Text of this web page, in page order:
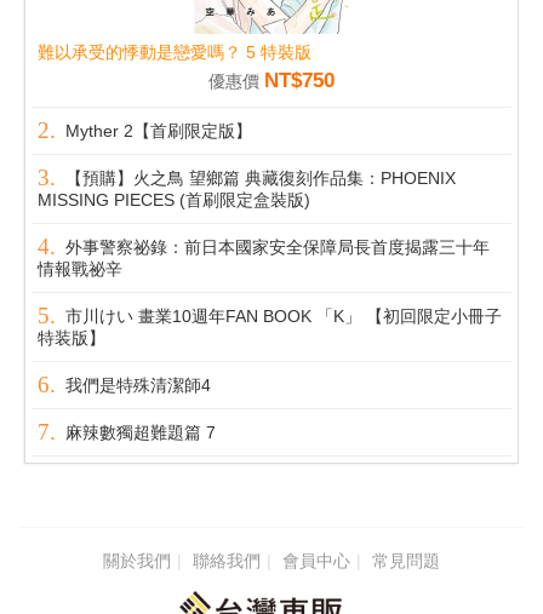
難以承受的悸動是戀愛嗎？ 5 特裝版
優惠價 NT$750
Myther 2【首刷限定版】
【預購】火之鳥 望鄉篇 典藏復刻作品集：PHOENIX
MISSING PIECES (首刷限定盒裝版)
外事警察祕錄：前日本國家安全保障局長首度揭露三十年
情報戰祕辛
市川けい 畫業10週年FAN BOOK 「K」 【初回限定小冊子
特装版】
我們是特殊清潔師4
麻辣數獨超難題篇 7
關於我們 聯絡我們 會員中心 常見問題